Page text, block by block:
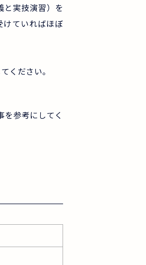
と実技演習）を
けていればほぼ
ください。
参考にしてく